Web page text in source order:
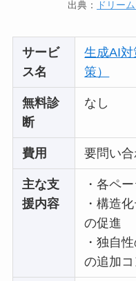
出典： ドリー
サービ
ス名
生成AI
策）
無料診
断
なし
費用 要問い
主な支
援内容
・各ペ
・構造
の促進
・独自
の追加